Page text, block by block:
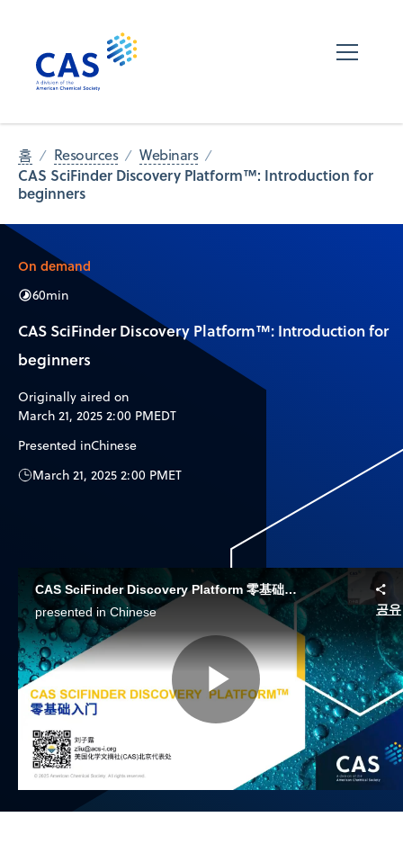
홈 Resources Webinars
CAS SciFinder Discovery Platform™: Introduction for
beginners
On demand
60min
CAS SciFinder Discovery Platform™: Introduction for
beginners
Originally aired on
March 21, 2025 2:00 PMEDT
Presented inChinese
March 21, 2025 2:00 PMET
CAS SciFinder Discovery Platform 零基础入门
presented in Chinese
공유
Play
Video